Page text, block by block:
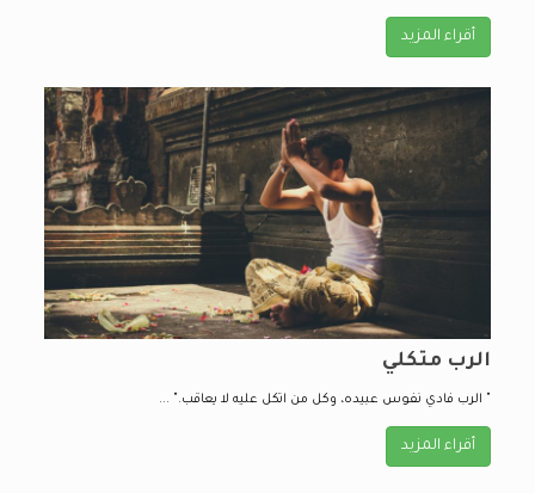
أقراء المزيد
الرب متكلي
" الرب فادي نفوس عبيده، وكل من اتكل عليه لا يعاقب." ...
أقراء المزيد